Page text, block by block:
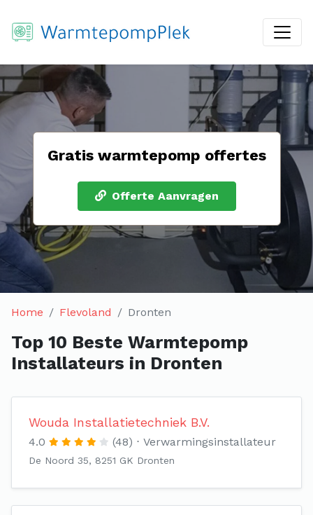
Gratis warmtepomp offertes
Offerte Aanvragen
Home Flevoland Dronten
Top 10 Beste Warmtepomp
Installateurs in Dronten
Wouda Installatietechniek B.V.
4.0 (48) Verwarmingsinstallateur
De Noord 35, 8251 GK Dronten